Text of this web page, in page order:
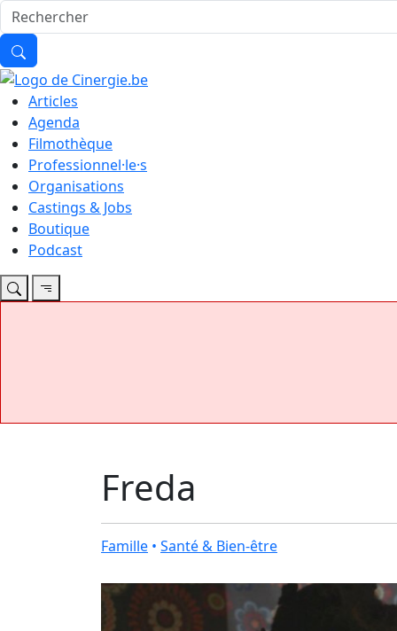
Articles
Agenda
Filmothèque
Professionnel·le·s
Organisations
Castings & Jobs
Boutique
Podcast
Freda
Famille • Santé & Bien-être